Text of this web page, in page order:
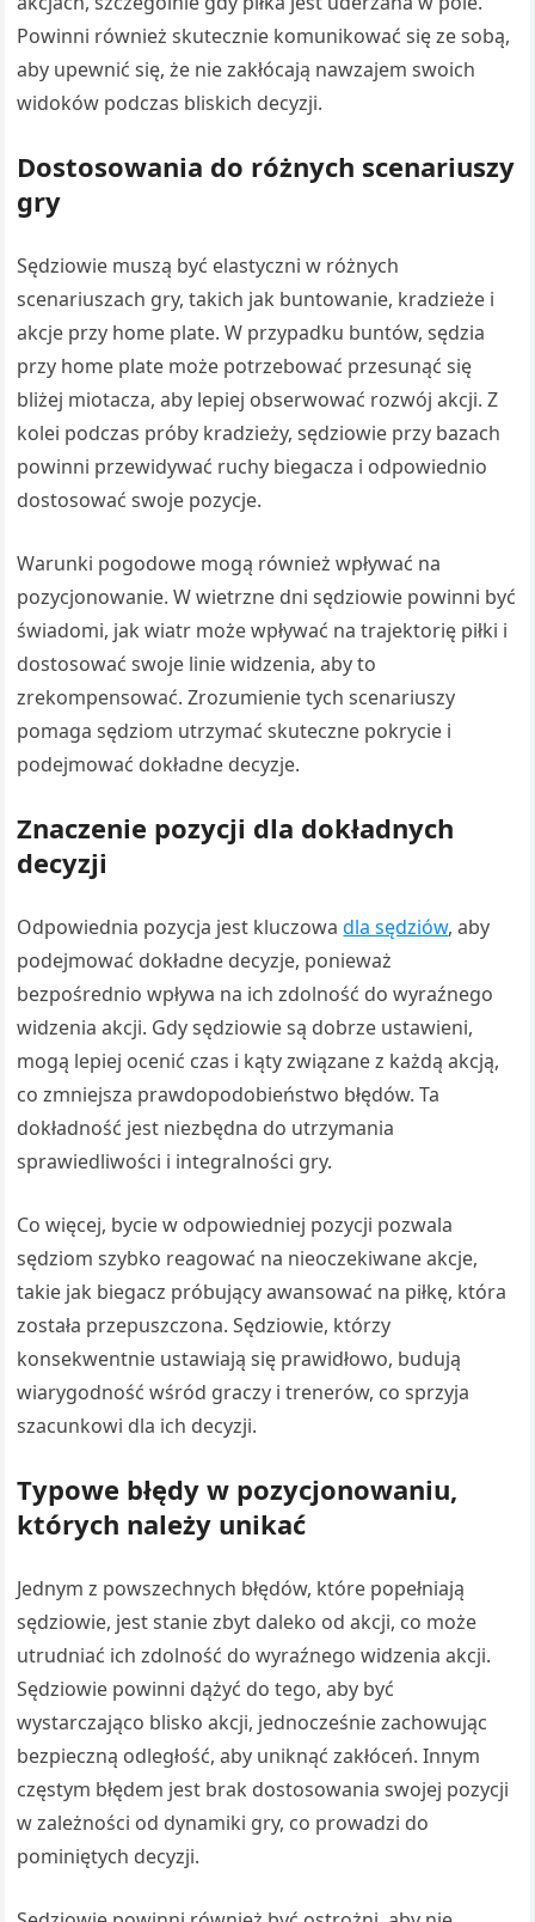
Powinni również skutecznie komunikować się ze sobą,
aby upewnić się, że nie zakłócają nawzajem swoich
widoków podczas bliskich decyzji.
Dostosowania do różnych scenariuszy
gry
Sędziowie muszą być elastyczni w różnych
scenariuszach gry, takich jak buntowanie, kradzieże i
akcje przy home plate. W przypadku buntów, sędzia
przy home plate może potrzebować przesunąć się
bliżej miotacza, aby lepiej obserwować rozwój akcji. Z
kolei podczas próby kradzieży, sędziowie przy bazach
powinni przewidywać ruchy biegacza i odpowiednio
dostosować swoje pozycje.
Warunki pogodowe mogą również wpływać na
pozycjonowanie. W wietrzne dni sędziowie powinni być
świadomi, jak wiatr może wpływać na trajektorię piłki i
dostosować swoje linie widzenia, aby to
zrekompensować. Zrozumienie tych scenariuszy
pomaga sędziom utrzymać skuteczne pokrycie i
podejmować dokładne decyzje.
Znaczenie pozycji dla dokładnych
decyzji
Odpowiednia pozycja jest kluczowadla sędziów, aby
podejmować dokładne decyzje, ponieważ
bezpośrednio wpływa na ich zdolność do wyraźnego
widzenia akcji. Gdy sędziowie są dobrze ustawieni,
mogą lepiej ocenić czas i kąty związane z każdą akcją,
co zmniejsza prawdopodobieństwo błędów. Ta
dokładność jest niezbędna do utrzymania
sprawiedliwości i integralności gry.
Co więcej, bycie w odpowiedniej pozycji pozwala
sędziom szybko reagować na nieoczekiwane akcje,
takie jak biegacz próbujący awansować na piłkę, która
została przepuszczona. Sędziowie, którzy
konsekwentnie ustawiają się prawidłowo, budują
wiarygodność wśród graczy i trenerów, co sprzyja
szacunkowi dla ich decyzji.
Typowe błędy w pozycjonowaniu,
których należy unikać
Jednym z powszechnych błędów, które popełniają
sędziowie, jest stanie zbyt daleko od akcji, co może
utrudniać ich zdolność do wyraźnego widzenia akcji.
Sędziowie powinni dążyć do tego, aby być
wystarczająco blisko akcji, jednocześnie zachowując
bezpieczną odległość, aby uniknąć zakłóceń. Innym
częstym błędem jest brak dostosowania swojej pozycji
w zależności od dynamiki gry, co prowadzi do
pominiętych decyzji.